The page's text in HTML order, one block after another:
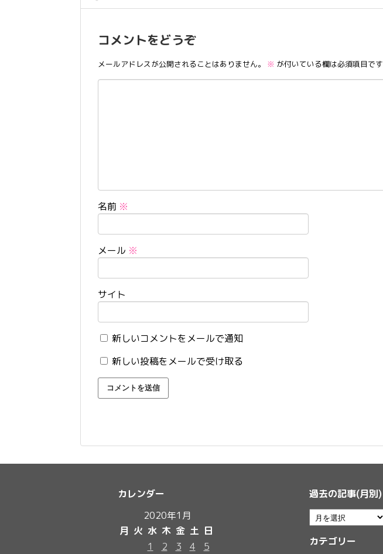
コメントをどうぞ
メールアドレスが公開されることはありません。 ※ が付いている欄は必須項目です
名前 ※
メール ※
サイト
新しいコメントをメールで通知
新しい投稿をメールで受け取る
カレンダー
2020年1月
月 火 水 木 金 土 日
1
2 3 4 5
過去の記事(月別)
カテゴリー